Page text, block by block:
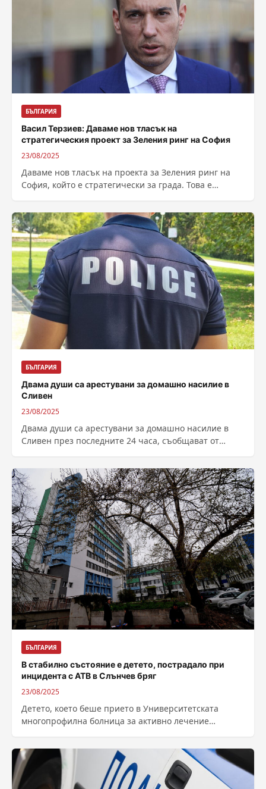
БЪЛГАРИЯ
Васил Терзиев: Даваме нов тласък на
стратегическия проект за Зеления ринг на София
23/08/2025
Даваме нов тласък на проекта за Зеления ринг на
София, който е стратегически за града. Това е
БЪЛГАРИЯ
Двама души са арестувани за домашно насилие в
Сливен
23/08/2025
Двама души са арестувани за домашно насилие в
Сливен през последните 24 часа, съобщават от
БЪЛГАРИЯ
В стабилно състояние е детето, пострадало при
инцидента с АТВ в Слънчев бряг
23/08/2025
Детето, което беше прието в Университетската
многопрофилна болница за активно лечение